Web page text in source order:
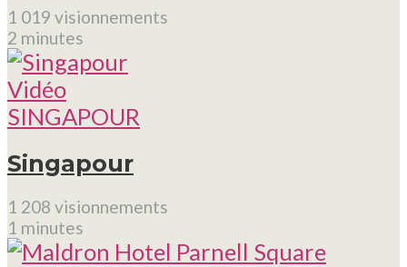
1 019 visionnements
2 minutes
Vidéo
SINGAPOUR
Singapour
1 208 visionnements
1 minutes